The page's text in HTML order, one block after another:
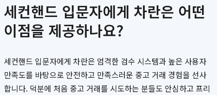
세컨핸드 입문자에게 차란은 어떤
이점을 제공하나요?
세컨핸드 입문자에게 차란은 엄격한 검수 시스템과 높은 사용자
만족도를 바탕으로 안전하고 만족스러운 중고 거래 경험을 선사
합니다. 덕분에 처음 중고 거래를 시도하는 분들도 안심하고 프리